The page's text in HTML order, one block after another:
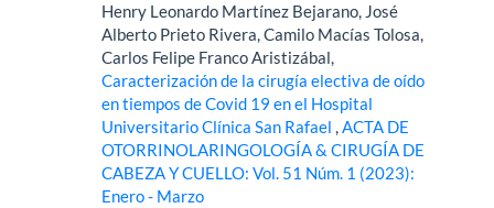
Henry Leonardo Martínez Bejarano, José
Alberto Prieto Rivera, Camilo Macías Tolosa,
Carlos Felipe Franco Aristizábal,
Caracterización de la cirugía electiva de oído
en tiempos de Covid 19 en el Hospital
Universitario Clínica San Rafael,ACTA DE
OTORRINOLARINGOLOGÍA & CIRUGÍA DE
CABEZA Y CUELLO: Vol. 51 Núm. 1 (2023):
Enero - Marzo